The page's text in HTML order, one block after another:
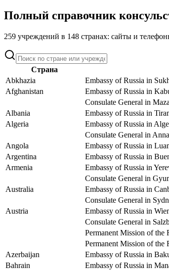
Полный справочник
259 учреждений в 148 странах: сайты и
Страна
Abkhazia
Embassy of Russia in
Afghanistan
Embassy of Russia in
Consulate General in
Albania
Embassy of Russia in
Algeria
Embassy of Russia in
Consulate General in
Angola
Embassy of Russia in
Argentina
Embassy of Russia in
Armenia
Embassy of Russia in
Consulate General in
Australia
Embassy of Russia in
Consulate General in
Austria
Embassy of Russia in
Consulate General in
Permanent Mission of the
Permanent Mission of the
Azerbaijan
Embassy of Russia in
Bahrain
Embassy of Russia in